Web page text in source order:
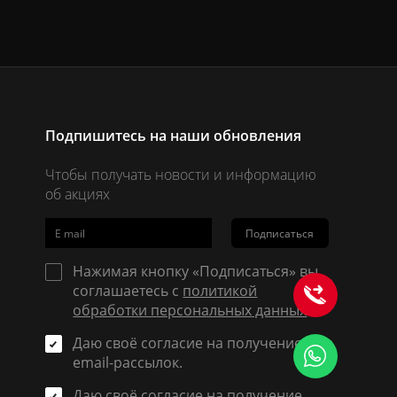
Подпишитесь на наши обновления
Чтобы получать новости и информацию
об акциях
Подписаться
Нажимая кнопку «Подписаться» вы
соглашаетесь с политикой
обработки персональных данных.
Даю своё согласие на получение
email-рассылок.